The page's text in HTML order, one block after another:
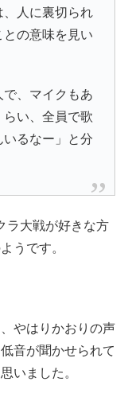
人に裏切られ
の意味を見い
、マイクもあ
い、全員で歌
るなー」と分
ラ大戦が好きな方
うです。
やはりかおりの声
低音が聞かせられて
いました。